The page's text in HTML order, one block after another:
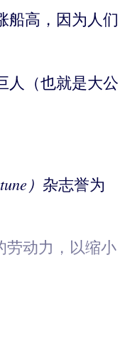
船高，因为人们
人（也就是大公
） 杂志誉为
劳动力，以缩小